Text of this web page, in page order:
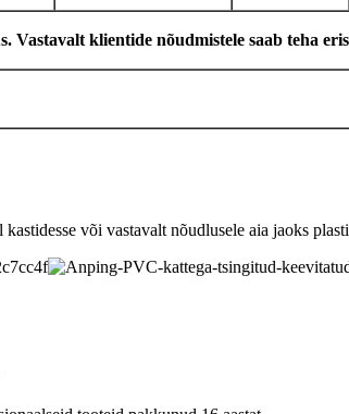
Vastavalt klientide nõudmistele saab teha
või vastavalt nõudlusele aia jaoks